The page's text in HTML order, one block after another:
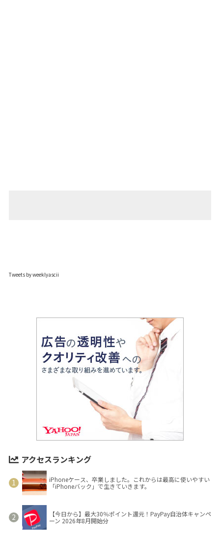
Tweets by weeklyascii
アクセスランキング
iPhoneケース、卒業しました。これからは最高に使いやすい
「iPhoneバック」で生きていきます。
【今日から】最大30％ポイント還元！PayPay自治体キャンペ
ーン 2026年8月開始分